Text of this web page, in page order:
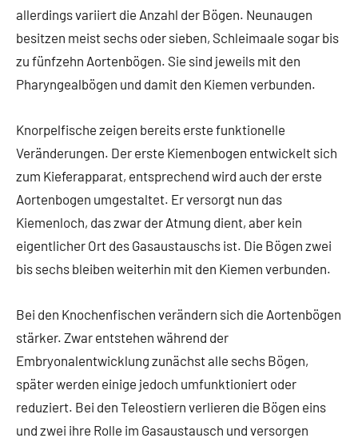
allerdings variiert die Anzahl der Bögen. Neunaugen
besitzen meist sechs oder sieben, Schleimaale sogar bis
zu fünfzehn Aortenbögen. Sie sind jeweils mit den
Pharyngealbögen und damit den Kiemen verbunden.
Knorpelfische zeigen bereits erste funktionelle
Veränderungen. Der erste Kiemenbogen entwickelt sich
zum Kieferapparat, entsprechend wird auch der erste
Aortenbogen umgestaltet. Er versorgt nun das
Kiemenloch, das zwar der Atmung dient, aber kein
eigentlicher Ort des Gasaustauschs ist. Die Bögen zwei
bis sechs bleiben weiterhin mit den Kiemen verbunden.
Bei den Knochenfischen verändern sich die Aortenbögen
stärker. Zwar entstehen während der
Embryonalentwicklung zunächst alle sechs Bögen,
später werden einige jedoch umfunktioniert oder
reduziert. Bei den Teleostiern verlieren die Bögen eins
und zwei ihre Rolle im Gasaustausch und versorgen